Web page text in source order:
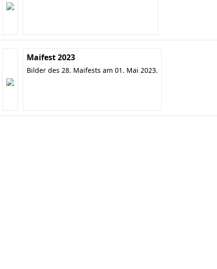
Maifest 2023
Bilder des 28. Maifests am 01. Mai 2023.